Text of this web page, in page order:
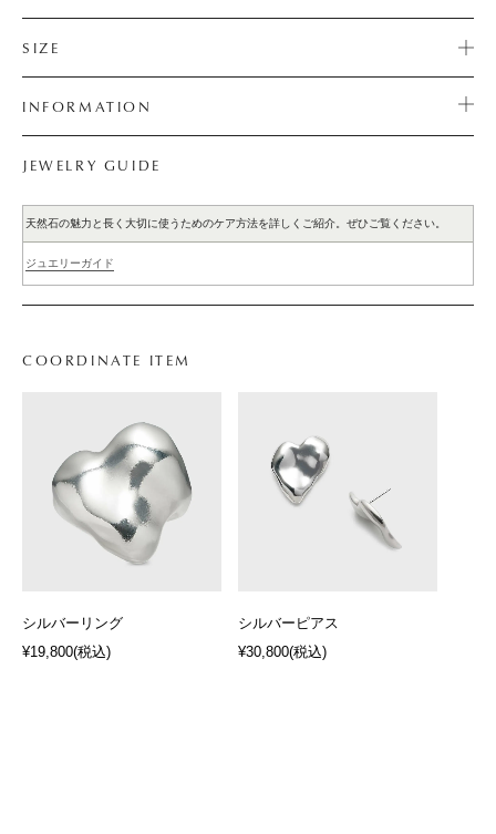
SIZE
INFORMATION
JEWELRY GUIDE
天然石の魅力と長く大切に使うためのケア方法を詳しくご紹介。ぜひご覧ください。
ジュエリーガイド
COORDINATE ITEM
シルバーリング
¥19,800(税込)
シルバーピアス
¥30,800(税込)